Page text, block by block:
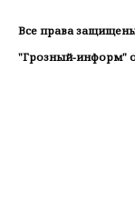
Все права
"Грозный-информ"